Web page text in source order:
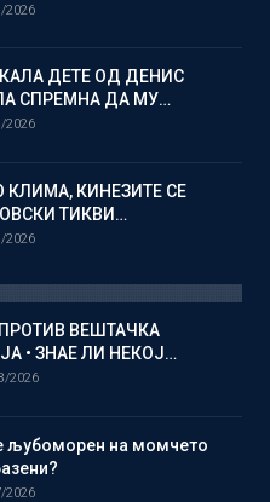
2026
ДЕТЕ ОД ДЕНИС
СПРЕМНА ДА МУ…
2026
КЛИМА, КИНЕЗИТЕ СЕ
ТИКВИ…
2026
ВЕШТАЧКА
• ЗНАЕ ЛИ НЕКОЈ…
2026
љубоморен на момчето
2026